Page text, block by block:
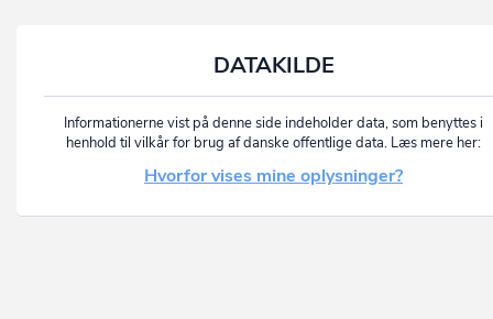
DATAKILDE
Informationerne vist på denne side indeholder data, som benyttes i
henhold til vilkår for brug af danske offentlige data. Læs mere her:
Hvorfor vises mine oplysninger?